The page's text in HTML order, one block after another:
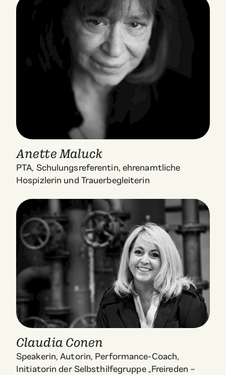
Anette Maluck
PTA, Schulungsreferentin, ehrenamtliche
Hospizlerin und Trauerbegleiterin
Claudia Conen
Speakerin, Autorin, Performance-Coach,
Initiatorin der Selbsthilfegruppe „Freireden –